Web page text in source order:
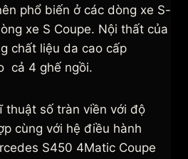
phổ biến ở các dòng xe S-
xe S Coupe. Nội thất của
chất liệu da cao cấp
cả 4 ghế ngồi.
thuật số tràn viền với độ
cùng với hệ điều hành
S450 4Matic Coupe